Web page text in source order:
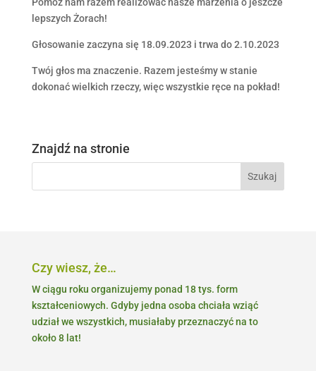
lepszych Żorach!
Głosowanie zaczyna się 18.09.2023 i trwa do 2.10.2023
Twój głos ma znaczenie. Razem jesteśmy w stanie
dokonać wielkich rzeczy, więc wszystkie ręce na pokład!
Znajdź na stronie
Czy wiesz, że…
W ciągu roku organizujemy ponad 18 tys. form
kształceniowych. Gdyby jedna osoba chciała wziąć
udział we wszystkich, musiałaby przeznaczyć na to
około 8 lat!